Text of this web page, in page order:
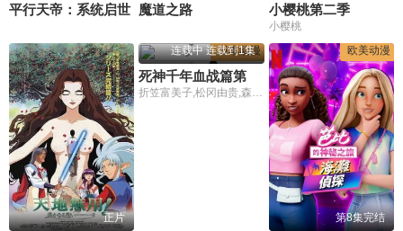
平行天帝：系统启世 魔道之路 小樱桃第二季
小樱桃
正片
日本动漫
连载中 连载到1集
折笠富美子,松冈由贵,森田成一,安元洋贵,杉山纪彰
欧美动漫
第8集完结